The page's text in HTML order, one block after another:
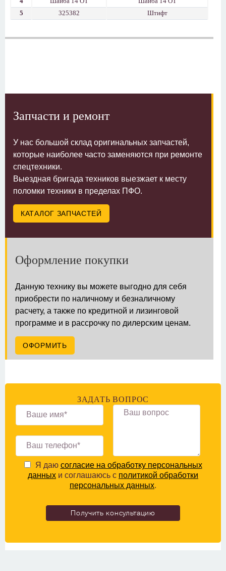
5
325382 Штифт
Запчасти и ремонт
У нас большой склад оригинальных запчастей,
которые наиболее часто заменяются при ремонте
спецтехники.
Выездная бригада техников выезжает к месту
поломки техники в пределах ПФО.
КАТАЛОГ ЗАПЧАСТЕЙ
Оформление покупки
Данную технику вы можете выгодно для себя
приобрести по наличному и безналичному
расчету, а также по кредитной и лизинговой
программе и в рассрочку по дилерским ценам.
ОФОРМИТЬ
ЗАДАТЬ ВОПРОС
Я даю согласие на обработку персональных
данных и соглашаюсь с политикой обработки
персональных данных.